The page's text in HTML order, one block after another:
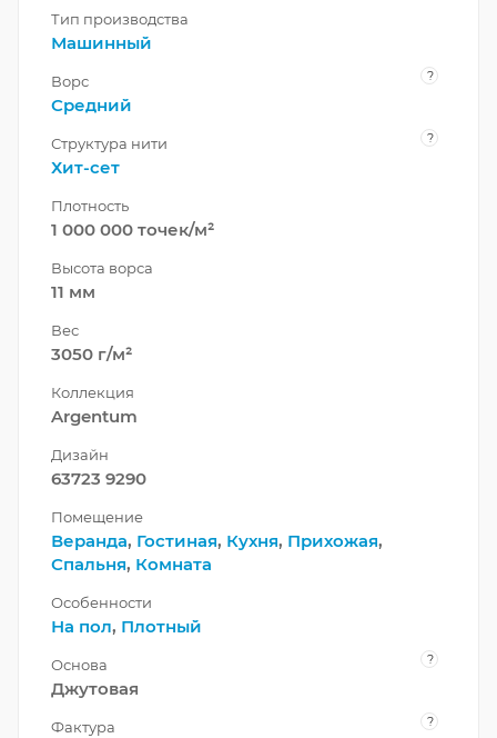
Тип производства
Машинный
Ворс ?
Средний
Структура нити ?
Хит-сет
Плотность
1 000 000 точек/м²
Высота ворса
11 мм
Вес
3050 г/м²
Коллекция
Argentum
Дизайн
63723 9290
Помещение
Веранда, Гостиная, Кухня, Прихожая,
Спальня, Комната
Особенности
На пол, Плотный
Основа ?
Джутовая
Фактура ?